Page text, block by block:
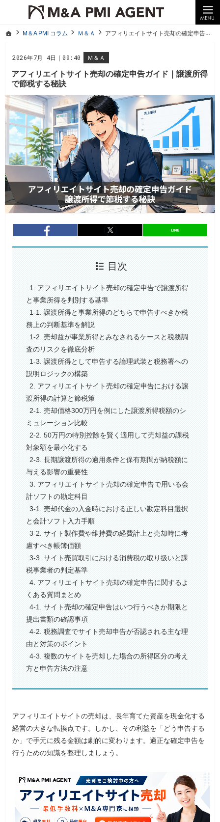
ホームM＆A PMI コラム Ｍ＆Ａ アフィリエイトサイト売却の確定申告ガイド｜譲渡所得で節税する秘訣
2026年7月 4日｜09:40 Ｍ＆Ａ
アフィリエイトサイト売却の確定申告ガイド｜譲渡所得
で節税する秘訣
10年以上の経験。企業の経営統合や売却はM＆A PMI AGENTへ。
M＆A PMI コラム｜M＆A・PMI・事業承継のポイントや成功事例をわかりやすくご紹介
entry1024 entry1024
目次
1. アフィリエイトサイト売却の確定申告で譲渡所得
と事業所得を判別する基準
1-1. 譲渡所得と事業所得のどちらで申告すべきか税
務上の判断基準を解説
1-2. 売却益が事業所得とみなされるケースと税務調
査のリスクを徹底分析
1-3. 譲渡所得として申告する論理武装と税務署への
説明ロジックの構築
2. アフィリエイトサイト売却の確定申告における譲
渡所得の計算と節税策
2-1. 売却価格300万円を例にした譲渡所得税額のシ
ミュレーション比較
2-2. 50万円の特別控除を賢く適用して売却益の課税
対象額を最小化する
2-3. 長期譲渡所得の適用条件と保有期間が納税額に
与える影響の重要性
3. アフィリエイトサイト売却の確定申告で用いる会
計ソフトの勘定科目
3-1. 売却代金の入金時における正しい勘定科目選択
と会計ソフト入力手順
3-2. サイト製作費や維持費の経費計上と売却時に考
慮すべき帳簿価額
3-3. サイト売買取引における消費税の取り扱いと課
税事業者の判定基準
4. アフィリエイトサイト売却の確定申告に関するよ
くある質問まとめ
4-1. サイト売却の確定申告はいつ行うべきか期限と
提出書類の確認事項
4-2. 税務調査でサイト売却申告が否認される主な理
由と対策のポイント
4-3. 複数のサイトを売却した場合の所得区分の考え
方と申告方法の注意
アフィリエイトサイトの売却は、長年育てた資産を現金化する
経営の大きな転換点です。しかし、その利益を「どう申告する
か」で手元に残る金額は劇的に変わります。適正な確定申告を
行うための知識を整理しましょう。
ホームM＆A PMI コラム Ｍ＆Ａ アフィリエイトサイト売却の確定申告ガイド｜譲渡所得で節税する秘訣